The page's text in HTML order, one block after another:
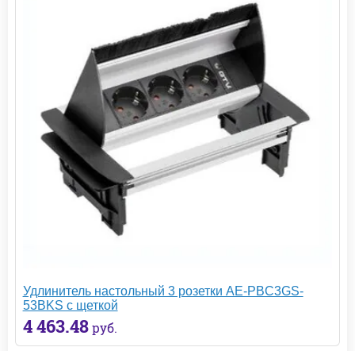
Удлинитель настольный 3 розетки AE-PBC3GS-
53BKS с щеткой
4 463.48 руб.